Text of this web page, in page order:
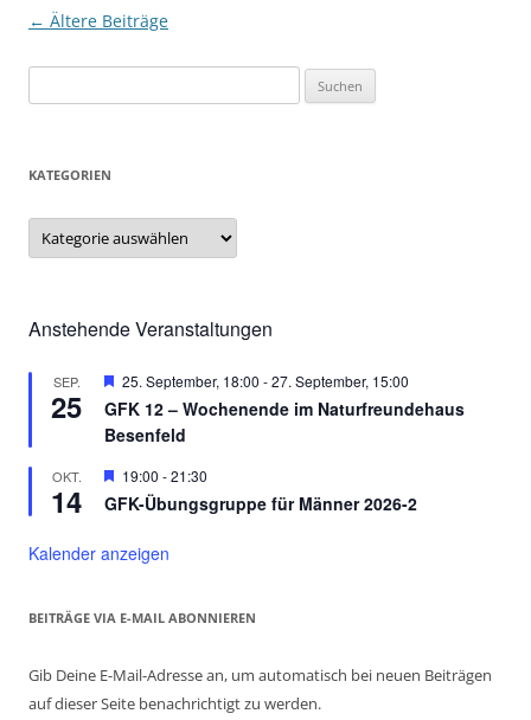
Beitragsnavigation
← Ältere Beiträge
nach:
KATEGORIEN
Kategorien
Anstehende Veranstaltungen
SEP.
25
Hervorgehoben
25. September, 18:00 -27. September, 15:00
GFK 12 – Wochenende im Naturfreundehaus
Besenfeld
OKT.
14
Hervorgehoben
19:00 -21:30
GFK-Übungsgruppe für Männer 2026-2
Kalender anzeigen
BEITRÄGE VIA E-MAIL ABONNIEREN
Gib Deine E-Mail-Adresse an, um automatisch bei neuen Beiträgen
auf dieser Seite benachrichtigt zu werden.